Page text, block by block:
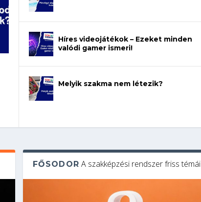
Híres videojátékok – Ezeket minden
valódi gamer ismeri!
Melyik szakma nem létezik?
FŐSODOR A szakképzési rendszer friss témái